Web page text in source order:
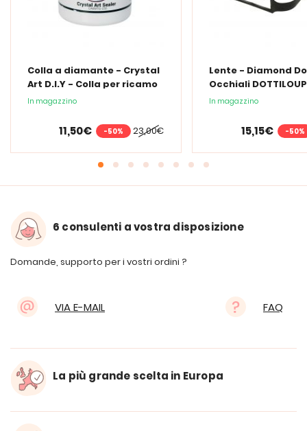
Colla a diamante - Crystal
Art D.I.Y - Colla per ricamo
a diamante - 150 ml
In magazzino
23,00€
11,50€ -50%
Lente - Diamond
Occhiali DOTTILOUP
In magazzino
15,15€ -50%
6 consulenti a vostra disposizione
Domande, supporto per i vostri ordini ?
VIA E-MAIL FAQ
La più grande scelta in Europa